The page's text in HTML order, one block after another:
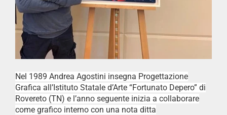
Nel 1989 Andrea Agostini insegna Progettazione
Grafica all’Istituto Statale d’Arte “Fortunato Depero” di
Rovereto (TN) e l’anno seguente inizia a collaborare
come grafico interno con una nota ditta